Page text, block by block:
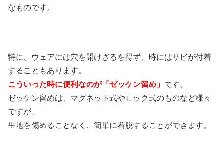
なものです。
特に、ウェアには穴を開けざるを得ず、時にはサビが付着
することもあります。
こういった時に便利なのが「ゼッケン留め」 です。
ゼッケン留めは、マグネット式やロック式のものなど様々
ですが、
生地を傷めることなく、簡単に着脱することができます。